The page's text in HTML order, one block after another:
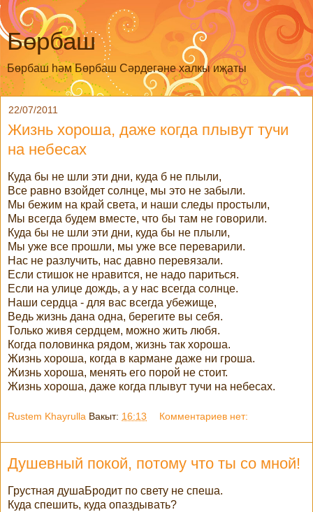
Бөрбаш
Бөрбаш һәм Бөрбаш Сәрдегәне халкы иҗаты
22/07/2011
Жизнь хороша, даже когда плывут тучи
на небесах
Куда бы не шли эти дни, куда б не плыли,
Все равно взойдет солнце, мы это не забыли.
Мы бежим на край света, и наши следы простыли,
Мы всегда будем вместе, что бы там не говорили.
Куда бы не шли эти дни, куда бы не плыли,
Мы уже все прошли, мы уже все переварили.
Нас не разлучить, нас давно перевязали.
Если стишок не нравится, не надо париться.
Если на улице дождь, а у нас всегда солнце.
Наши сердца - для вас всегда убежище,
Ведь жизнь дана одна, берегите вы себя.
Только живя сердцем, можно жить любя.
Когда половинка рядом, жизнь так хороша.
Жизнь хороша, когда в кармане даже ни гроша.
Жизнь хороша, менять его порой не стоит.
Жизнь хороша, даже когда плывут тучи на небесах.
Rustem Khayrulla Вакыт: 16:13 Комментариев нет:
Душевный покой, потому что ты со мной!
Грустная душаБродит по свету не спеша.
Куда спешить, куда опаздывать?